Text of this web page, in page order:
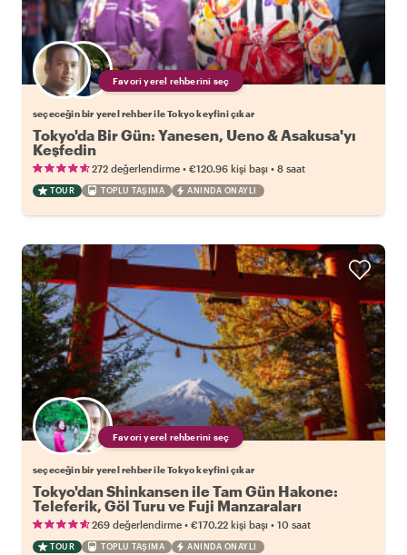
Favori yerel rehberini seç
seçeceğin bir yerel rehber ile Tokyo keyfini çıkar
Tokyo'da Bir Gün: Yanesen, Ueno & Asakusa'yı
Keşfedin
272 değerlendirme • €120.96 kişi başı • 8 saat
TOUR TOPLU TAŞIMA ANINDA ONAYLI
Favori yerel rehberini seç
seçeceğin bir yerel rehber ile Tokyo keyfini çıkar
Tokyo'dan Shinkansen ile Tam Gün Hakone:
Teleferik, Göl Turu ve Fuji Manzaraları
269 değerlendirme • €170.22 kişi başı • 10 saat
TOUR TOPLU TAŞIMA ANINDA ONAYLI